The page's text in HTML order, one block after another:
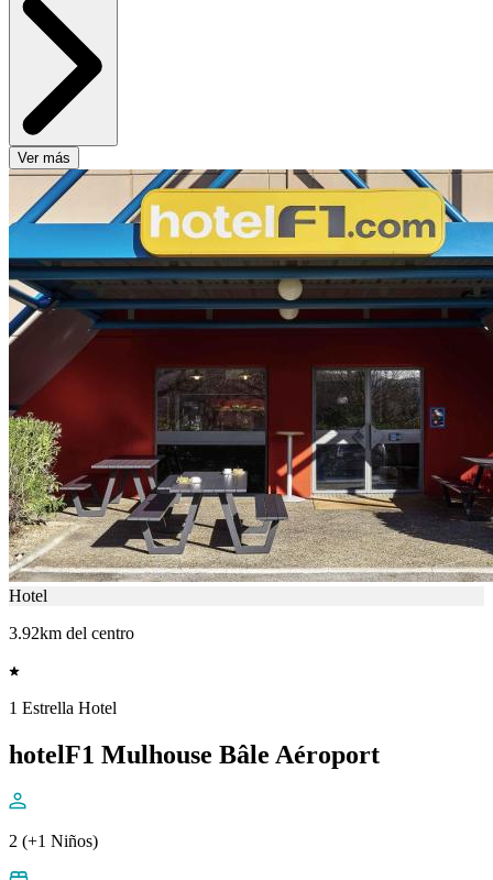
Ver más
Hotel
3.92km del centro
1 Estrella Hotel
hotelF1 Mulhouse Bâle Aéroport
2 (+1 Niños)